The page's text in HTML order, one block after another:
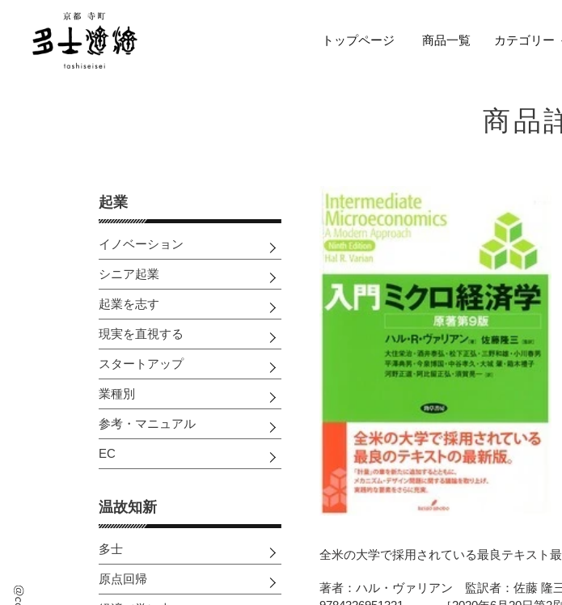
トップページ 商品一覧 カテゴリー
商品
起業
イノベーション
シニア起業
起業を志す
現実を直視する
スタートアップ
業種別
参考・マニュアル
EC
温故知新
多士
原点回帰
全米の大学で採用されている最良テキスト
著者：ハル・ヴァリアン 監訳者：佐藤